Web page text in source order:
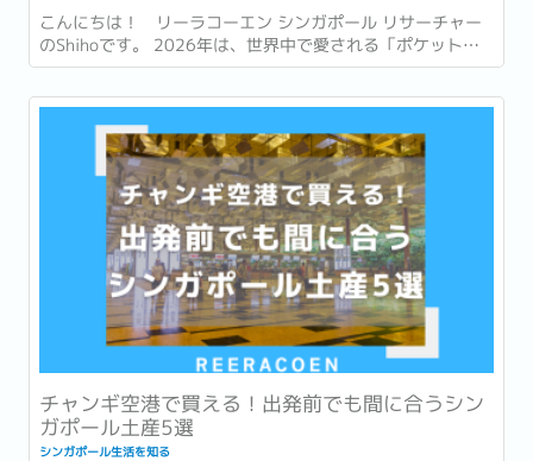
こんにちは！ リーラコーエン シンガポール リサーチャー
のShihoです。 2026年は、世界中で愛される「ポケットモ
ンスター (ポケモン)」が誕生して30周年という節目の年で
す。 ゲームやアニメ、カードゲームなど、幅広い世代に親し
まれ、日本を代表するコンテンツの一つとなったポケモ
チャンギ空港で買える！出発前でも間に合うシン
ガポール土産5選
シンガポール生活を知る